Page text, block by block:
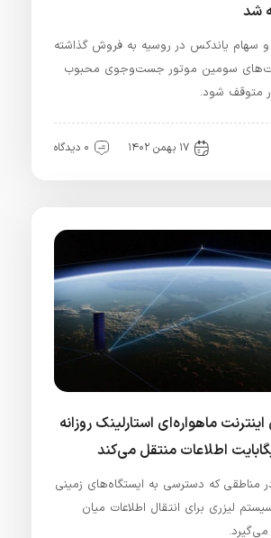
یاندکس در روسیه به فروش گذاشته
سومین موتور جست‌وجوی محبوب
شود.
ماهواره‌ای استارلینک روزانه
که دسترسی به ایستگاه‌های زمینی
برای انتقال اطلاعات میان